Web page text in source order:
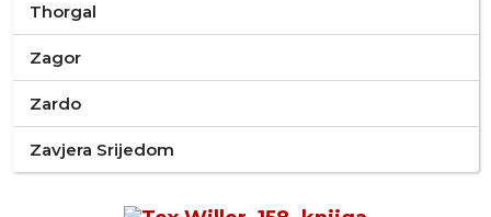
Thorgal
Zagor
Zardo
Zavjera Srijedom